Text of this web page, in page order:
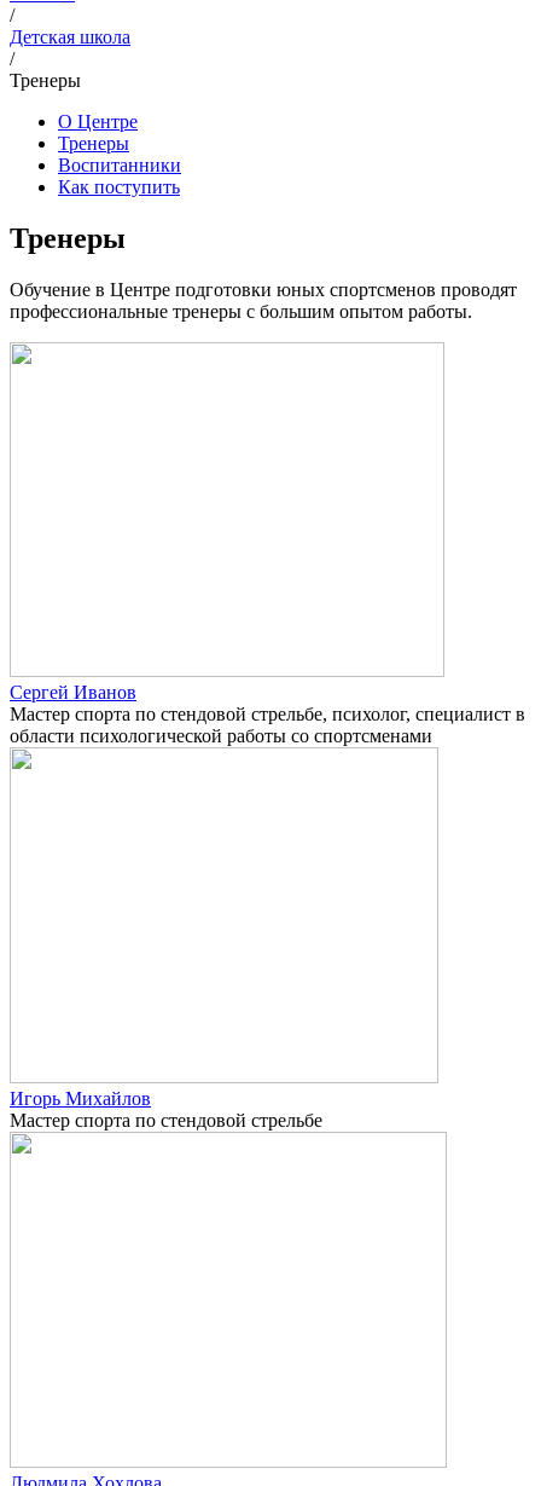
/
Детская школа
/
Тренеры
О Центре
Тренеры
Воспитанники
Как поступить
Тренеры
Обучение в Центре подготовки юных спортсменов проводят
профессиональные тренеры с большим опытом работы.
Сергей Иванов
Мастер спорта по стендовой стрельбе, психолог, специалист в
области психологической работы со спортсменами
Игорь Михайлов
Мастер спорта по стендовой стрельбе